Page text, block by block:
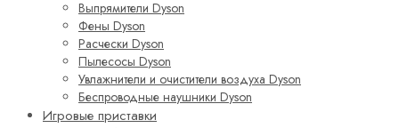
Выпрямители Dyson
Фены Dyson
Расчески Dyson
Пылесосы Dyson
Увлажнители и очистители воздуха Dyson
Беспроводные наушники Dyson
Игровые приставки